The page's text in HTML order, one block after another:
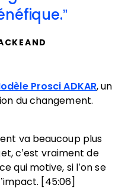
Prosci ADKAR, un
du changement.
va beaucoup plus
c’est vraiment de
qui motive, si l’on se
[45:06]